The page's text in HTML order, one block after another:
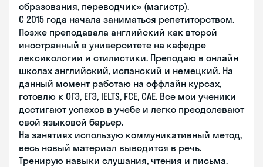
образования, переводчик» (магистр).
С 2015 года начала заниматься репетиторством.
Позже преподавала английский как второй
иностранный в университете на кафедре
лексикологии и стилистики. Преподаю в онлайн
школах английский, испанский и немецкий. На
данный момент работаю на оффлайн курсах,
готовлю к ОГЭ, ЕГЭ, IELTS, FCE, CAE. Все мои ученики
достигают успехов в учебе и легко преодолевают
свой языковой барьер.
На занятиях использую коммуникативный метод,
весь новый материал выводится в речь.
Тренирую навыки слушания, чтения и письма.